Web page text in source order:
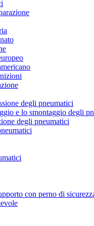
degli pneumatici
e lo smontaggio degli
degli pneumatici
con perno di